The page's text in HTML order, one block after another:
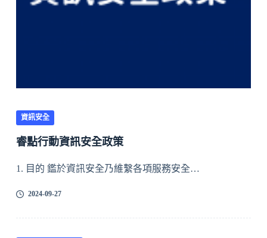
資訊安全
睿點行動資訊安全政策
1. 目的 鑑於資訊安全乃維繫各項服務安全…
2024-09-27